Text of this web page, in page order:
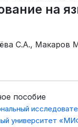
на
С.А., Макаров
пособие
университет